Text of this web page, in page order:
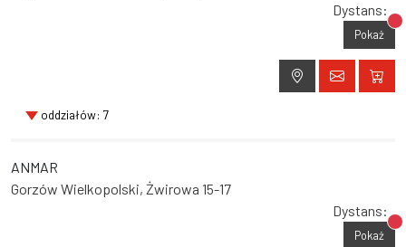
Dystans:
Pokaż
oddziałów: 7
ANMAR
Gorzów Wielkopolski, Żwirowa 15-17
Dystans:
Pokaż